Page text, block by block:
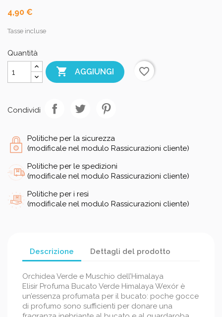
4,90 €
Tasse incluse
Quantità
 AGGIUNGI favorite_border
Condividi
Politiche per la sicurezza
(modificale nel modulo Rassicurazioni cliente)
Politiche per le spedizioni
(modificale nel modulo Rassicurazioni cliente)
Politiche per i resi
(modificale nel modulo Rassicurazioni cliente)
Descrizione Dettagli del prodotto
Orchidea Verde e Muschio dell’Himalaya
Elisir Profuma Bucato Verde Himalaya Wexór è
un’essenza profumata per il bucato: poche gocce
di profumo sono sufficienti per donare una